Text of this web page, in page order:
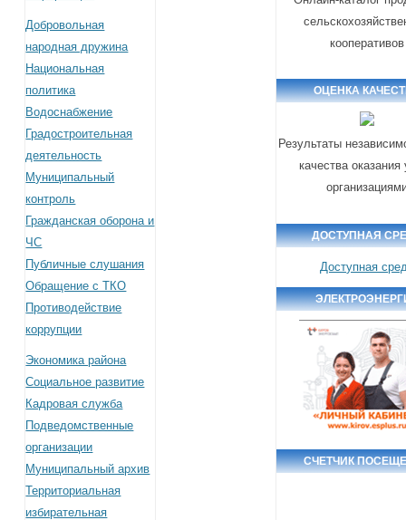
Добровольная
народная дружина
Национальная
политика
Водоснабжение
Градостроительная
деятельность
Муниципальный
контроль
Гражданская оборона и
ЧС
Публичные слушания
Обращение с ТКО
Противодействие
коррупции
Экономика района
Социальное развитие
Кадровая служба
Подведомственные
организации
Муниципальный архив
Территориальная
избирательная
кооперативов
ОЦЕНКА
Результаты
качества оказания
ДОСТУПНАЯ
Доступная
СЧЕТЧИК